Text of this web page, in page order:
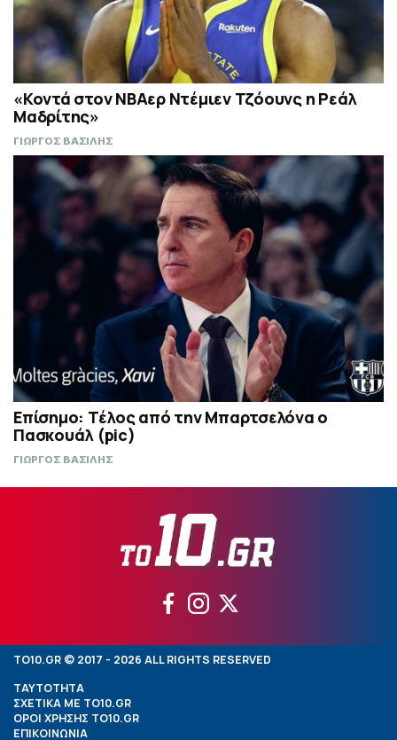
«Κοντά στον ΝΒΑερ Ντέμιεν Τζόουνς η Ρεάλ
Μαδρίτης»
ΓΙΩΡΓΟΣ ΒΑΣΙΛΗΣ
Επίσημο: Τέλος από την Μπαρτσελόνα ο
Πασκουάλ (pic)
ΓΙΩΡΓΟΣ ΒΑΣΙΛΗΣ
TO10.GR © 2017 - 2026 ALL RIGHTS RESERVED
ΤΑΥΤΟΤΗΤΑ
ΣΧΕΤΙΚΑ ΜΕ TO10.GR
ΟΡΟΙ ΧΡΗΣΗΣ TO10.GR
ΕΠΙΚΟΙΝΩΝΙΑ